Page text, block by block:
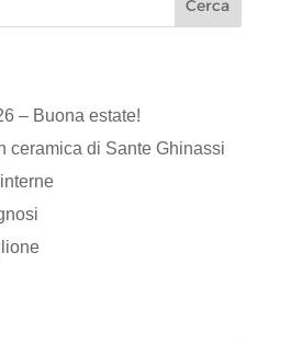
– Buona estate!
ceramica di Sante Ghinassi